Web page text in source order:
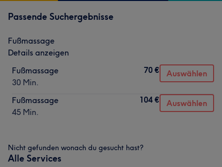
Passende Suchergebnisse
Fußmassage
Details anzeigen
Fußmassage
30 Min.
70 € Auswählen
Fußmassage
45 Min.
104 € Auswählen
Nicht gefunden wonach du gesucht hast?
Alle Services